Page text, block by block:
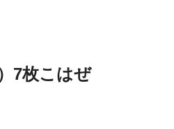
7枚こはぜ